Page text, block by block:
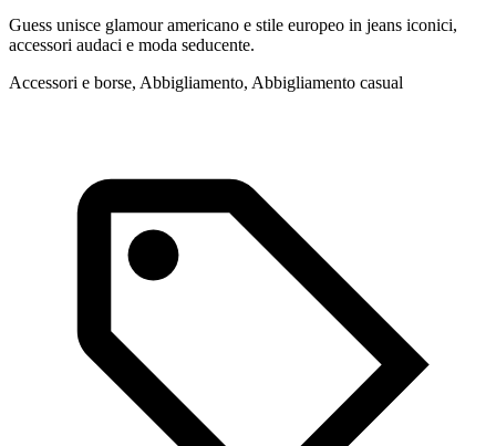
Guess unisce glamour americano e stile europeo in jeans iconici,
accessori audaci e moda seducente.
Accessori e borse, Abbigliamento, Abbigliamento casual